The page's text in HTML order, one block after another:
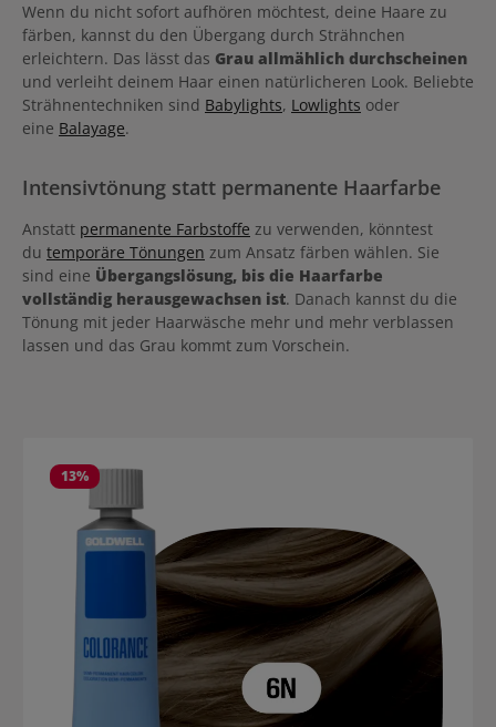
Wenn du nicht sofort aufhören möchtest, deine Haare zu
färben, kannst du den Übergang durch Strähnchen
erleichtern. Das lässt das Grau allmählich durchscheinen
und verleiht deinem Haar einen natürlicheren Look. Beliebte
Strähnentechniken sind Babylights, Lowlights oder
eine Balayage.
Intensivtönung statt permanente Haarfarbe
Anstatt permanente Farbstoffe zu verwenden, könntest
du temporäre Tönungen zum Ansatz färben wählen. Sie
sind eine Übergangslösung, bis die Haarfarbe
vollständig herausgewachsen ist. Danach kannst du die
Tönung mit jeder Haarwäsche mehr und mehr verblassen
lassen und das Grau kommt zum Vorschein.
13%